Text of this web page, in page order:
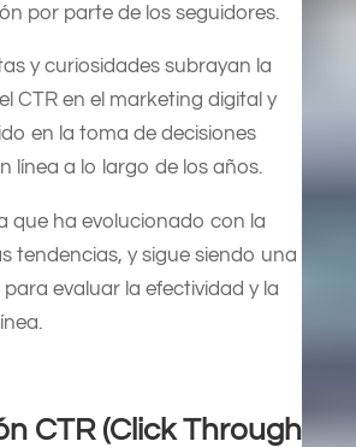
por parte de los seguidores.
y curiosidades subrayan la
CTR en el marketing digital y
en la toma de decisiones
línea a lo largo de los años.
que ha evolucionado con la
tendencias, y sigue siendo una
evaluar la efectividad y la
CTR (Click Through